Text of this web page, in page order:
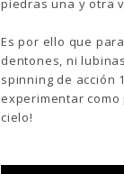
piedras una y otra
Es por ello que
dentones, ni
spinning de acción
experimentar
cielo!